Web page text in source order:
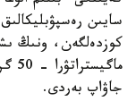
جاۋاپ بەردى.